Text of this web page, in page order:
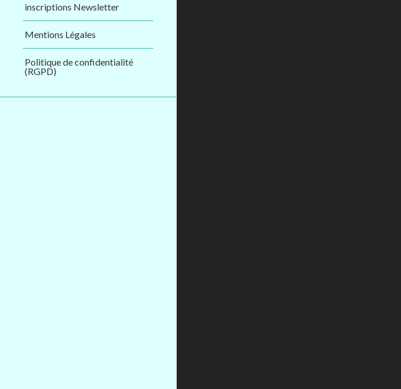
inscriptions Newsletter
Mentions Légales
Politique de confidentialité
(RGPD)